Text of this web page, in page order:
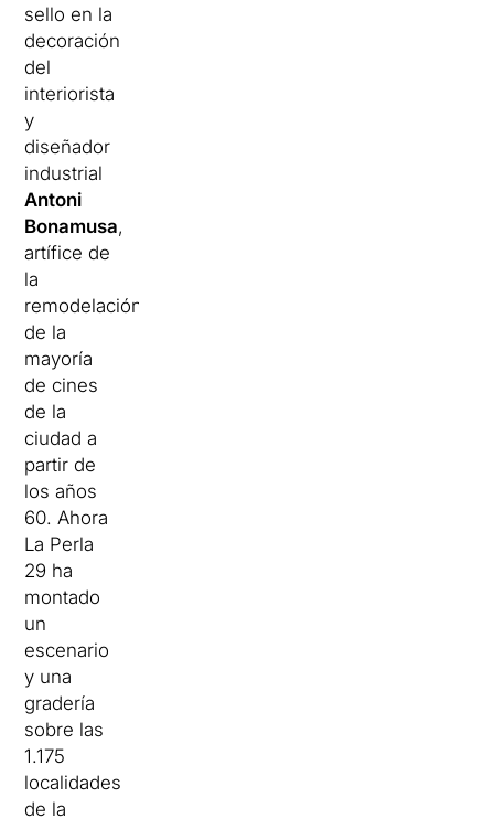
sello en la
decoración
del
interiorista
y
diseñador
industrial
Antoni
Bonamusa,
artífice de
la
remodelación
de la
mayoría
de cines
de la
ciudad a
partir de
los años
60. Ahora
La Perla
29 ha
montado
un
escenario
y una
gradería
sobre las
1.175
localidades
de la